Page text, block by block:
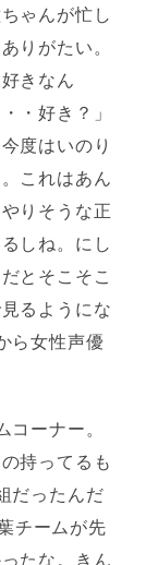
ゃんが忙し
りがたい。
きなん
・好き？」
度はいのり
これはあん
りそうな正
しね。にし
とそこそこ
るようにな
ら女性声優
ーナー。
持ってるも
だったんだ
チームが先
たな。きん